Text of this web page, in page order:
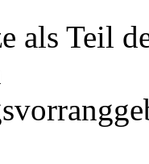
als Teil